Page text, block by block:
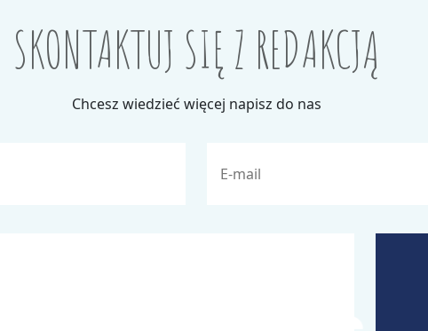
SKONTAKTUJ SIĘ Z REDAKCJĄ
Chcesz wiedzieć więcej napisz do nas